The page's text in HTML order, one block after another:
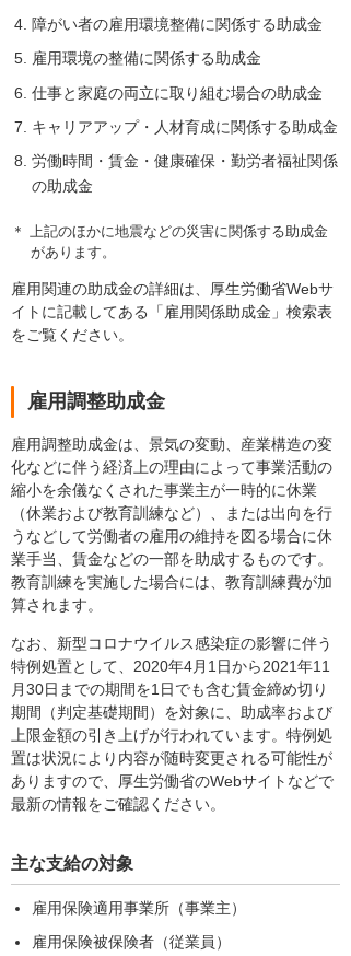
障がい者の雇用環境整備に関係する助成金
雇用環境の整備に関係する助成金
仕事と家庭の両立に取り組む場合の助成金
キャリアアップ・人材育成に関係する助成金
労働時間・賃金・健康確保・勤労者福祉関係
の助成金
＊ 上記のほかに地震などの災害に関係する助成金
があります。
雇用関連の助成金の詳細は、厚生労働省Webサ
イトに記載してある「雇用関係助成金」検索表
をご覧ください。
雇用調整助成金
雇用調整助成金は、景気の変動、産業構造の変
化などに伴う経済上の理由によって事業活動の
縮小を余儀なくされた事業主が一時的に休業
（休業および教育訓練など）、または出向を行
うなどして労働者の雇用の維持を図る場合に休
業手当、賃金などの一部を助成するものです。
教育訓練を実施した場合には、教育訓練費が加
算されます。
なお、新型コロナウイルス感染症の影響に伴う
特例処置として、2020年4月1日から2021年11
月30日までの期間を1日でも含む賃金締め切り
期間（判定基礎期間）を対象に、助成率および
上限金額の引き上げが行われています。特例処
置は状況により内容が随時変更される可能性が
ありますので、厚生労働省のWebサイトなどで
最新の情報をご確認ください。
主な支給の対象
雇用保険適用事業所（事業主）
雇用保険被保険者（従業員）